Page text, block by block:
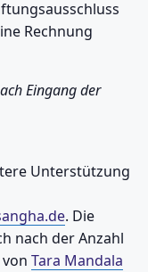
Rechnung
Eingang der
Unterstützung
. Die
nach der Anzahl
Tara Mandala